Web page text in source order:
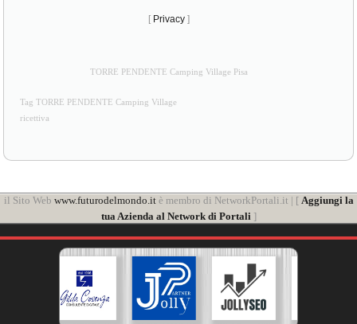
[ Privacy ]
TORRE PENDENTE Camping Village Pisa
Tag TORRE PENDENTE Camping Village
ricettiva
il Sito Web www.futurodelmondo.itè membro di NetworkPortali.it | [ Aggiungi la
tua Azienda al Network di Portali]